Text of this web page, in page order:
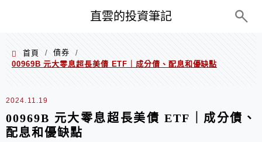
直雲的投資筆記
首頁 / 債券
/
00969B 元大零息超長美債 ETF｜成分債、配息和優缺點
2024.11.19
00969B 元大零息超長美債 ETF｜成分債、
配息和優缺點